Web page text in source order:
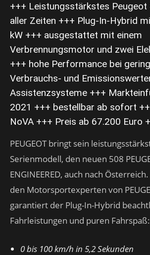
+++ Leistungsstärkstes Peugeot
aller Zeiten +++ Plug-In-Hybrid
kW +++ ausgestattet mit einem
Verbrennungsmotor und zwei
+++ hohe Performance bei
Verbrauchs- und
Assistenzsysteme +++
2021 +++ bestellbar ab sofort
NoVA +++ Preis ab 67.200 Euro
PEUGEOT bringt sein
Serienmodell, den neuen 508
ENGINEERED, auch nach
den Motorsportexperten von
garantiert der Plug-In-Hybrid
Fahrleistungen und puren Fahrspaß:
0 bis 100 km/h in 5,2 Sekunden